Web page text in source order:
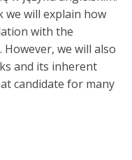
we will explain how
with the
we will also
and its inherent
candidate for many